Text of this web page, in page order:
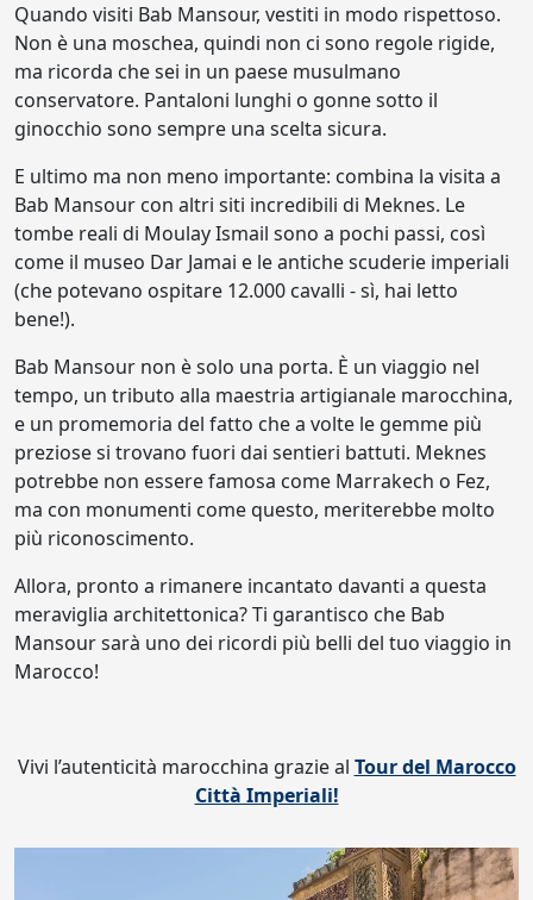
Quando visiti Bab Mansour, vestiti in modo rispettoso.
Non è una moschea, quindi non ci sono regole rigide,
ma ricorda che sei in un paese musulmano
conservatore. Pantaloni lunghi o gonne sotto il
ginocchio sono sempre una scelta sicura.
E ultimo ma non meno importante: combina la visita a
Bab Mansour con altri siti incredibili di Meknes. Le
tombe reali di Moulay Ismail sono a pochi passi, così
come il museo Dar Jamai e le antiche scuderie imperiali
(che potevano ospitare 12.000 cavalli - sì, hai letto
bene!).
Bab Mansour non è solo una porta. È un viaggio nel
tempo, un tributo alla maestria artigianale marocchina,
e un promemoria del fatto che a volte le gemme più
preziose si trovano fuori dai sentieri battuti. Meknes
potrebbe non essere famosa come Marrakech o Fez,
ma con monumenti come questo, meriterebbe molto
più riconoscimento.
Allora, pronto a rimanere incantato davanti a questa
meraviglia architettonica? Ti garantisco che Bab
Mansour sarà uno dei ricordi più belli del tuo viaggio in
Marocco!
Vivi l’autenticità marocchina grazie al Tour del Marocco
Città Imperiali!